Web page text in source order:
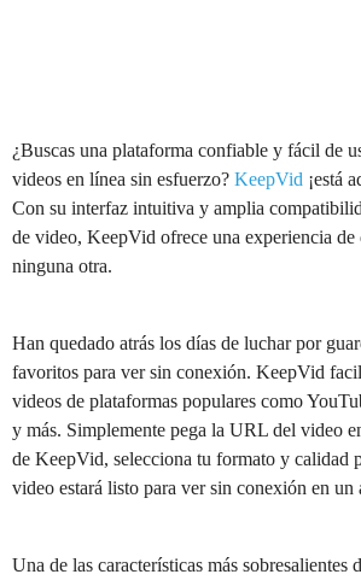
¿Buscas una plataforma confiable y fácil de
videos en línea sin esfuerzo? KeepVid ¡está
Con su interfaz intuitiva y amplia
de video, KeepVid ofrece una experiencia de
ninguna otra.
Han quedado atrás los días de luchar por
favoritos para ver sin conexión. KeepVid
videos de plataformas populares como
y más. Simplemente pega la URL del video
de KeepVid, selecciona tu formato y calidad
video estará listo para ver sin conexión en un
Una de las características más sobresalientes